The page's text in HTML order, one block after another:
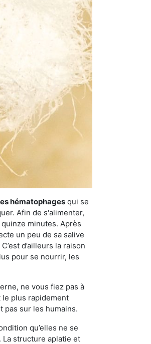
hématophages qui se
Afin de s'alimenter,
minutes. Après
un peu de sa salive
d’ailleurs la raison
pour se nourrir, les
ne vous fiez pas à
le plus rapidement
pas sur les humains.
qu’elles ne se
La structure aplatie et